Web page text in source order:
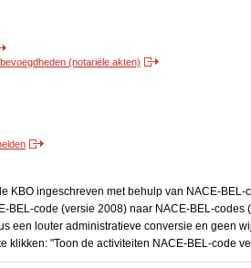
(notariële akten)
KBO ingeschreven met behulp van NACE-
BEL-code (versie 2008) naar NACE-BEL-
een louter administratieve conversie en geen
klikken: "Toon de activiteiten NACE-BEL-code